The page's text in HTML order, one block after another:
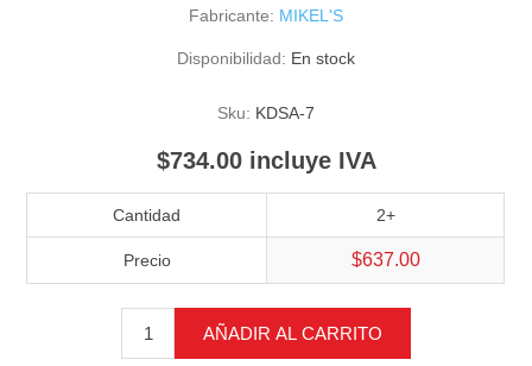
Fabricante: MIKEL'S
Disponibilidad: En stock
Sku: KDSA-7
$734.00 incluye IVA
Cantidad 2+
Precio $637.00
AÑADIR AL CARRITO